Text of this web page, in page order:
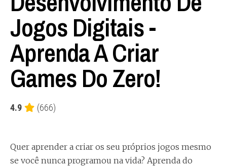
Jogos Digitais -
Aprenda A Criar
Games Do Zero!
4.9 (666)
Quer aprender a criar os seu próprios jogos mesmo
se você nunca programou na vida? Aprenda do